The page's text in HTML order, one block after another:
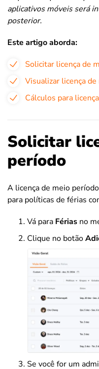
aplicativos móveis será
posterior.
Este artigo aborda:
Solicitar licença de
Visualizar licença
Cálculos para
Solicitar
período
A licença de meio
para políticas de férias
Vá para Férias no
Clique no botão
Se você for um